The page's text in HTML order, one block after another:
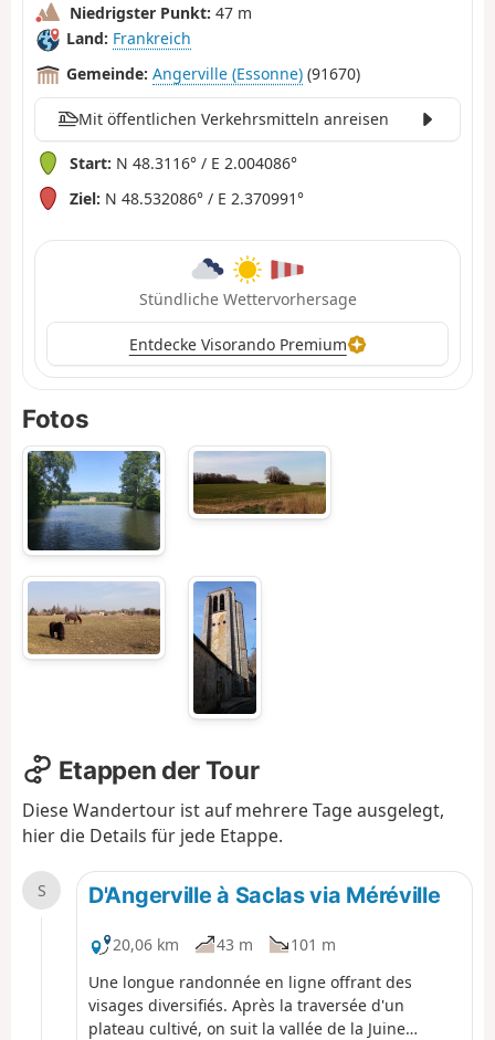
Niedrigster Punkt: 47 m
Land: Frankreich
Gemeinde: Angerville (Essonne) (91670)
Mit öffentlichen Verkehrsmitteln anreisen
Start: N 48.3116° / E 2.004086°
Ziel: N 48.532086° / E 2.370991°
Stündliche Wettervorhersage
Entdecke Visorando Premium
Fotos
Etappen der Tour
Diese Wandertour ist auf mehrere Tage ausgelegt,
hier die Details für jede Etappe.
S D'Angerville à Saclas via Méréville
20,06 km 43 m
101 m
Une longue randonnée en ligne offrant des
visages diversifiés. Après la traversée d'un
plateau cultivé, on suit la vallée de la Juine